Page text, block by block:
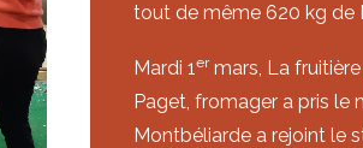
tout de même 620 kg de
Mardi 1ermars, La
Paget, fromager a pris le
Montbéliarde a rejoint le